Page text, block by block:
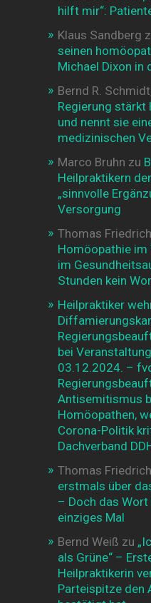
hilft mir“:
Klaus Sandberg
seinen
Michael Dixon in
Bernd R.
Regierung stärkt
und nennt sie
medizinischen
Marco Bruhn zu
Heilpraktikern
„sinnvolle
Versorgung
Thomas Friedrich
Homöopathie im
im
Stunden kein
Heilpraktiker
bei
03.12.2024. –
Antisemitismus
Homöopathen,
Corona-Politik
Dachverband
Thomas Friedrich
erstmals über
– Doch das
einziges Mal
Bernd Weiß zu
als Grüne“ –
Heilpraktikerin
Parteispitze den